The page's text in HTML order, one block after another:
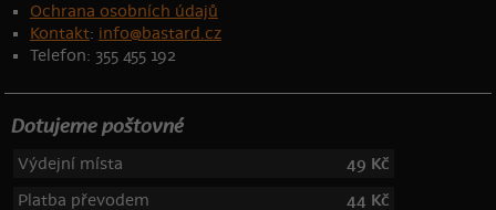
Ochrana osobních údajů
Kontakt: info@bastard.cz
Telefon: 355 455 192
Dotujeme poštovné
Výdejní místa
49 Kč
Platba převodem
44 Kč